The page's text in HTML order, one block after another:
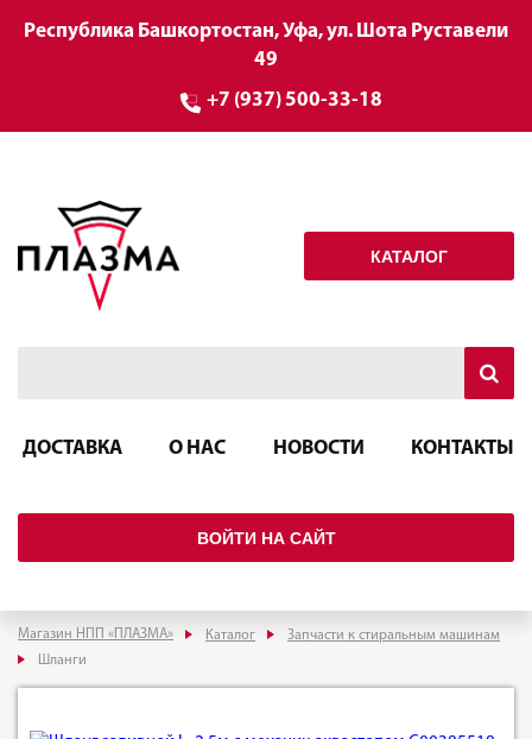
Республика Башкортостан, Уфа, ул. Шота Руставели
49
+7 (937) 500-33-18
КАТАЛОГ
ДОСТАВКА О НАС НОВОСТИ КОНТАКТЫ
ВОЙТИ НА САЙТ
Магазин НПП «ПЛАЗМА» Каталог
Запчасти к стиральным машинам
Шланги